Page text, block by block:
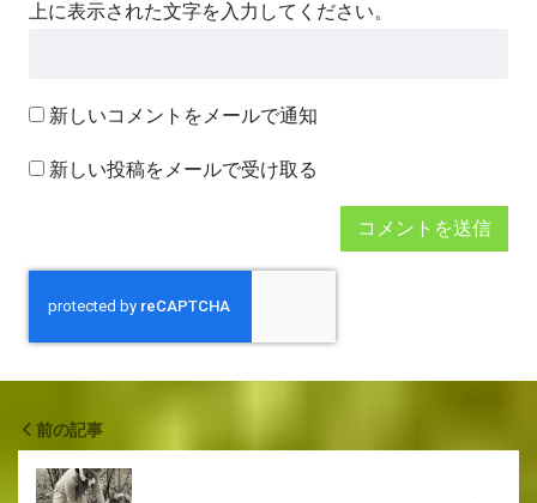
上に表示された文字を入力してください。
新しいコメントをメールで通知
新しい投稿をメールで受け取る
前の記事